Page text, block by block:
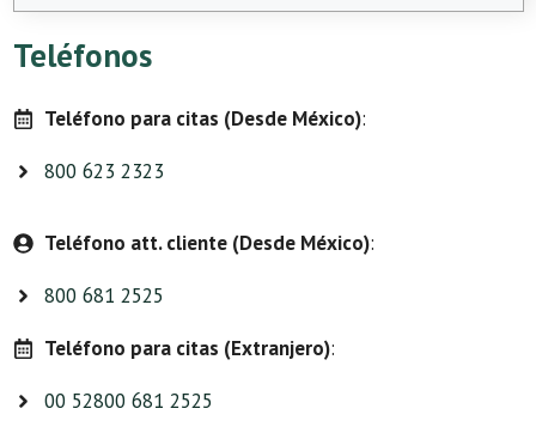
Teléfonos
Teléfono para citas (Desde México):
800 623 2323
Teléfono att. cliente (Desde México):
800 681 2525
Teléfono para citas (Extranjero):
00 52800 681 2525